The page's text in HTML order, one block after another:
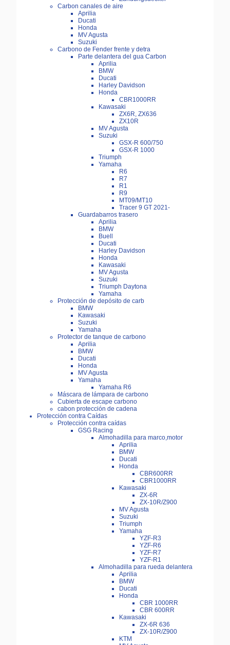
Carbon canales de aire
Aprilia
Ducati
Honda
MV Agusta
Suzuki
Carbono de Fender frente y detra
Parte delantera del gua Carbon
Aprilia
BMW
Ducati
Harley Davidson
Honda
CBR1000RR
Kawasaki
ZX6R, ZX636
ZX10R
MV Agusta
Suzuki
GSX-R 600/750
GSX-R 1000
Triumph
Yamaha
R6
R7
R1
R9
MT09/MT10
Tracer 9 GT 2021-
Guardabarros trasero
Aprilia
BMW
Buell
Ducati
Harley Davidson
Honda
Kawasaki
MV Agusta
Suzuki
Triumph Daytona
Yamaha
Protección de depósito de carb
BMW
Kawasaki
Suzuki
Yamaha
Protector de tanque de carbono
Aprilia
BMW
Ducati
Honda
MV Agusta
Yamaha
Yamaha R6
Máscara de lámpara de carbono
Cubierta de escape carbono
cabon protección de cadena
Protección contra Caídas
Protección contra caídas
GSG Racing
Almohadilla para marco,motor
Aprilia
BMW
Ducati
Honda
CBR600RR
CBR1000RR
Kawasaki
ZX-6R
ZX-10R/Z900
MV Agusta
Suzuki
Triumph
Yamaha
YZF-R3
YZF-R6
YZF-R7
YZF-R1
Almohadilla para rueda delantera
Aprilia
BMW
Ducati
Honda
CBR 1000RR
CBR 600RR
Kawasaki
ZX-6R 636
ZX-10R/Z900
KTM